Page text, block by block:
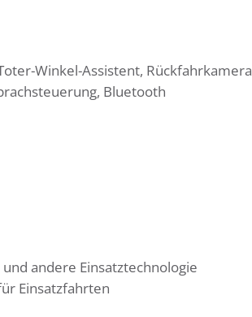
Winkel-Assistent, Rückfahrkamera
Bluetooth
andere Einsatztechnologie
Einsatzfahrten